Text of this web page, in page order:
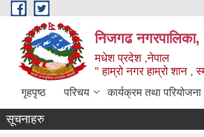
Skip to main content
निजगढ नगरपालिका,
मधेश प्रदेश ,नेपाल
" हाम्रो नगर हाम्रो शान ,
गृहपृष्ठ परिचय कार्यक्रम तथा परियोजना
सूचनाहरु